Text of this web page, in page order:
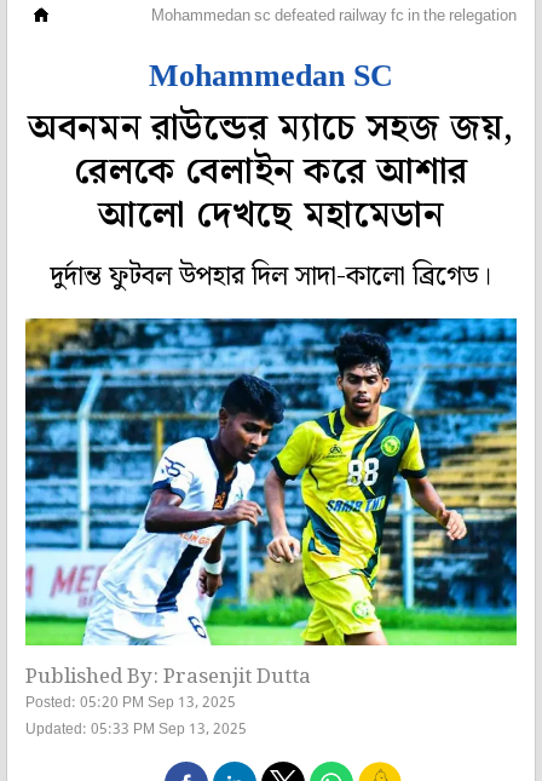
Mohammedan sc defeated railway fc in the relegation
Mohammedan SC
অবনমন রাউন্ডের ম্যাচে সহজ জয়,
রেলকে বেলাইন করে আশার
আলো দেখছে মহামেডান
দুর্দান্ত ফুটবল উপহার দিল সাদা-কালো ব্রিগেড।
Published By: Prasenjit Dutta
Posted: 05:20 PM Sep 13, 2025
Updated: 05:33 PM Sep 13, 2025